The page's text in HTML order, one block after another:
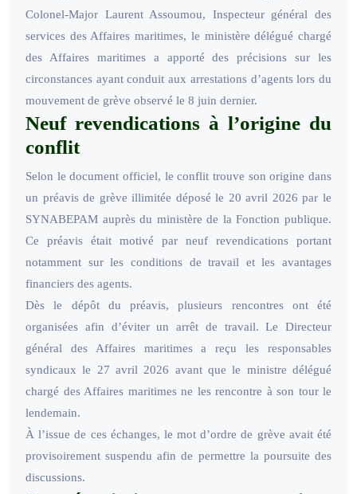
Colonel-Major Laurent Assoumou, Inspecteur général des
services des Affaires maritimes, le ministère délégué chargé
des Affaires maritimes a apporté des précisions sur les
circonstances ayant conduit aux arrestations d’agents lors du
mouvement de grève observé le 8 juin dernier.
Neuf revendications à l’origine du
conflit
Selon le document officiel, le conflit trouve son origine dans
un préavis de grève illimitée déposé le 20 avril 2026 par le
SYNABEPAM auprès du ministère de la Fonction publique.
Ce préavis était motivé par neuf revendications portant
notamment sur les conditions de travail et les avantages
financiers des agents.
Dès le dépôt du préavis, plusieurs rencontres ont été
organisées afin d’éviter un arrêt de travail. Le Directeur
général des Affaires maritimes a reçu les responsables
syndicaux le 27 avril 2026 avant que le ministre délégué
chargé des Affaires maritimes ne les rencontre à son tour le
lendemain.
À l’issue de ces échanges, le mot d’ordre de grève avait été
provisoirement suspendu afin de permettre la poursuite des
discussions.